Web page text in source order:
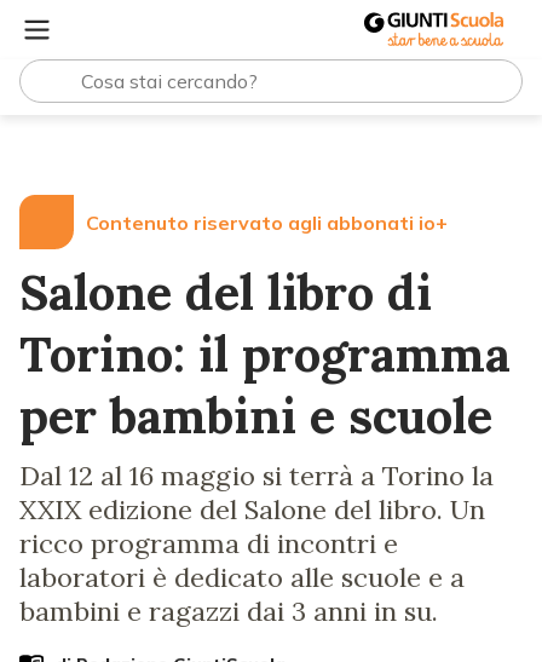
Contenuto riservato agli abbonati io+
Salone del libro di
Torino: il programma
per bambini e scuole
Dal 12 al 16 maggio si terrà a Torino la
XXIX edizione del Salone del libro. Un
ricco programma di incontri e
laboratori è dedicato alle scuole e a
bambini e ragazzi dai 3 anni in su.